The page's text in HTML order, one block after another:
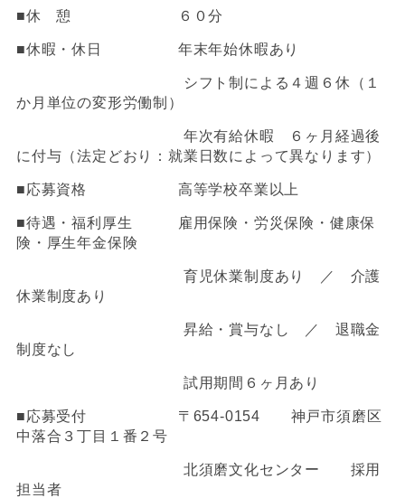
■休 憩 ６０分
■休暇・休日 年末年始休暇あり
シフト制による４週６休（１
か月単位の変形労働制）
年次有給休暇 ６ヶ月経過後
に付与（法定どおり：就業日数によって異なります）
■応募資格 高等学校卒業以上
■待遇・福利厚生
雇用保険・労災保険・健康保
険・厚生年金保険
育児休業制度あり ／ 介護
休業制度あり
昇給・賞与なし ／ 退職金
制度なし
試用期間６ヶ月あり
■応募受付 〒 654-0154 神戸市須磨区
中落合３丁目１番２号
北須磨文化センター 採用
担当者